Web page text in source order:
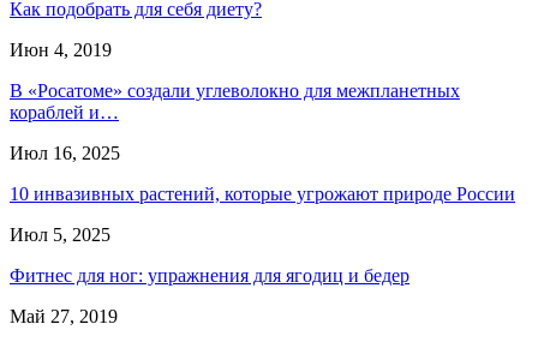
Как подобрать для себя диету?
Июн 4, 2019
В «Росатоме» создали углеволокно для межпланетных
кораблей и…
Июл 16, 2025
10 инвазивных растений, которые угрожают природе России
Июл 5, 2025
Фитнес для ног: упражнения для ягодиц и бедер
Май 27, 2019